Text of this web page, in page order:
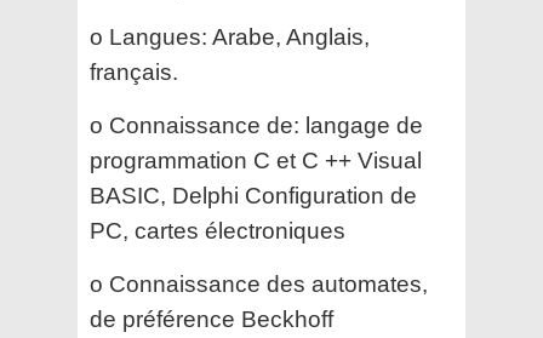
o Langues: Arabe, Anglais,
français.
o Connaissance de: langage de
programmation C et C ++ Visual
BASIC, Delphi Configuration de
PC, cartes électroniques
o Connaissance des automates,
de préférence Beckhoff